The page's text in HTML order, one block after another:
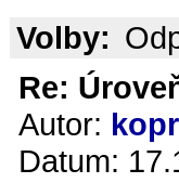
Volby:
Re:
Autor:
Datum: